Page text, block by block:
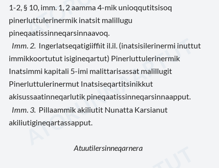
1-2, § 10, imm. 1, 2 aamma 4-mik unioqqutitsisoq
pinerluttulerinermik inatsit malillugu
pineqaatissinneqarsinnaavoq.
Imm. 2. Ingerlatseqatigiiffiit il.il. (inatsisilerinermi inuttut
immikkoortutut isigineqartut) Pinerluttulerinermik
Inatsimmi kapitali 5-imi malittarisassat malillugit
Pinerluttulerinermut Inatsiseqartitsinikkut
akisussaatinneqarlutik pineqaatissinneqarsinnaapput.
Imm. 3 Pillaammik akiliutit Nunatta Karsianut
akiliutigineqartassapput.
Atuutilersinneqarnera